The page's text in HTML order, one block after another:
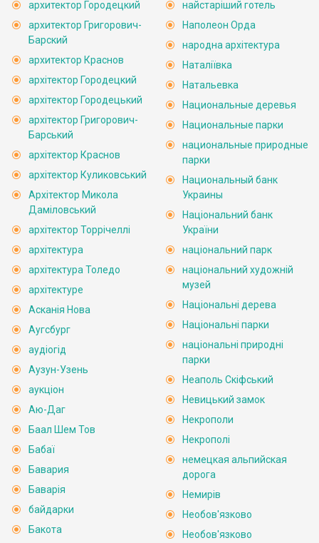
архитектор Городецкий
архитектор Григорович-
Барский
архитектор Краснов
архітектор Городецкий
архітектор Городецький
архітектор Григорович-
Барський
архітектор Краснов
архітектор Куликовський
Архітектор Микола
Даміловський
архітектор Торрічеллі
архітектура
архітектура Толедо
архітектуре
Асканія Нова
Аугсбург
аудіогід
Аузун-Узень
аукціон
Аю-Даг
Баал Шем Тов
Бабаї
Бавария
Баварія
байдарки
Бакота
найстаріший готель
Наполеон Орда
народна архітектура
Наталіївка
Натальевка
Национальные деревья
Национальные парки
национальные природные
парки
Национальный банк
Украины
Національний банк
України
національний парк
національний художній
музей
Національні дерева
Національні парки
національні природні
парки
Неаполь Скіфський
Невицький замок
Некрополи
Некрополі
немецкая альпийская
дорога
Немирів
Необов'язково
Необов'язково